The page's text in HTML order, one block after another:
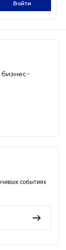
войти
событиях